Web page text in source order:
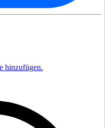
hinzufügen.